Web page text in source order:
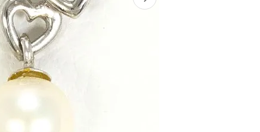
Next